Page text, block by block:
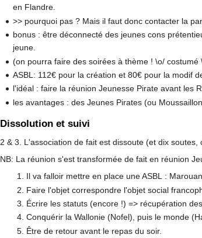
en Flandre.
>> pourquoi pas ? Mais il faut donc contacter la
bonus : être déconnecté des jeunes cons
jeune.
(on pourra faire des soirées à thème ! \o/ costumé
ASBL: 112€ pour la création et 80€ pour la modif
l'idéal : faire la réunion Jeunesse Pirate avant les
les avantages : des Jeunes Pirates (ou
Dissolution et suivi
2 & 3. L'association de fait est dissoute (et dix
NB: La réunion s'est transformée de fait en réunion
Il va falloir mettre en place une ASBL :
Faire l'objet correspondre l'objet social
Écrire les statuts (encore !) => récupération
Conquérir la Wallonie (Nofel), puis le monde
Être de retour avant le repas du soir.